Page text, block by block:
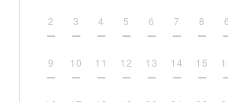
2 3 4 5 6 7 8
9 10 11 12 13 14 15
6